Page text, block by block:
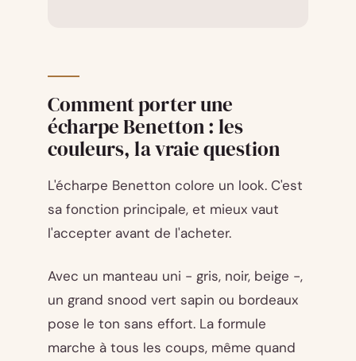
Comment porter une
écharpe Benetton : les
couleurs, la vraie question
L'écharpe Benetton colore un look. C'est
sa fonction principale, et mieux vaut
l'accepter avant de l'acheter.
Avec un manteau uni - gris, noir, beige -,
un grand snood vert sapin ou bordeaux
pose le ton sans effort. La formule
marche à tous les coups, même quand